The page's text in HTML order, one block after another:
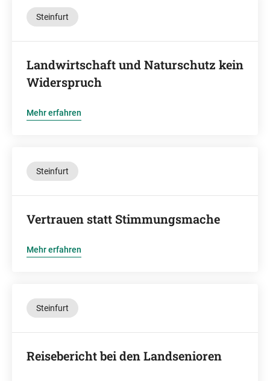
Steinfurt
Landwirtschaft und Naturschutz kein
Widerspruch
Mehr erfahren
Steinfurt
Vertrauen statt Stimmungsmache
Mehr erfahren
Steinfurt
Reisebericht bei den Landsenioren